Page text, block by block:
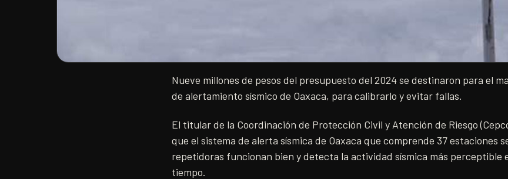
Nueve millones de pesos del presupuesto del 2024 se destinaron para el
de alertamiento sísmico de Oaxaca, para calibrarlo y evitar fallas.
El titular de la Coordinación de Protección Civil y Atención de Riesgo
que el sistema de alerta sísmica de Oaxaca que comprende 37 estaciones
repetidoras funcionan bien y detecta la actividad sísmica más perceptible
tiempo.